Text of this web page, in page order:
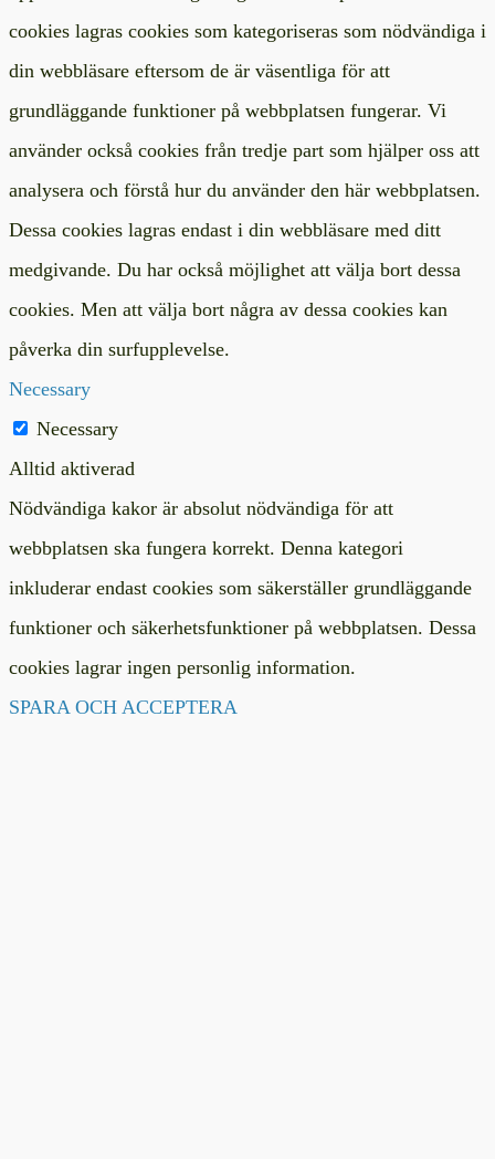
cookies lagras cookies som kategoriseras som nödvändiga i
din webbläsare eftersom de är väsentliga för att
grundläggande funktioner på webbplatsen fungerar. Vi
använder också cookies från tredje part som hjälper oss att
analysera och förstå hur du använder den här webbplatsen.
Dessa cookies lagras endast i din webbläsare med ditt
medgivande. Du har också möjlighet att välja bort dessa
cookies. Men att välja bort några av dessa cookies kan
påverka din surfupplevelse.
Necessary
Necessary
Alltid aktiverad
Nödvändiga kakor är absolut nödvändiga för att
webbplatsen ska fungera korrekt. Denna kategori
inkluderar endast cookies som säkerställer grundläggande
funktioner och säkerhetsfunktioner på webbplatsen. Dessa
cookies lagrar ingen personlig information.
SPARA OCH ACCEPTERA